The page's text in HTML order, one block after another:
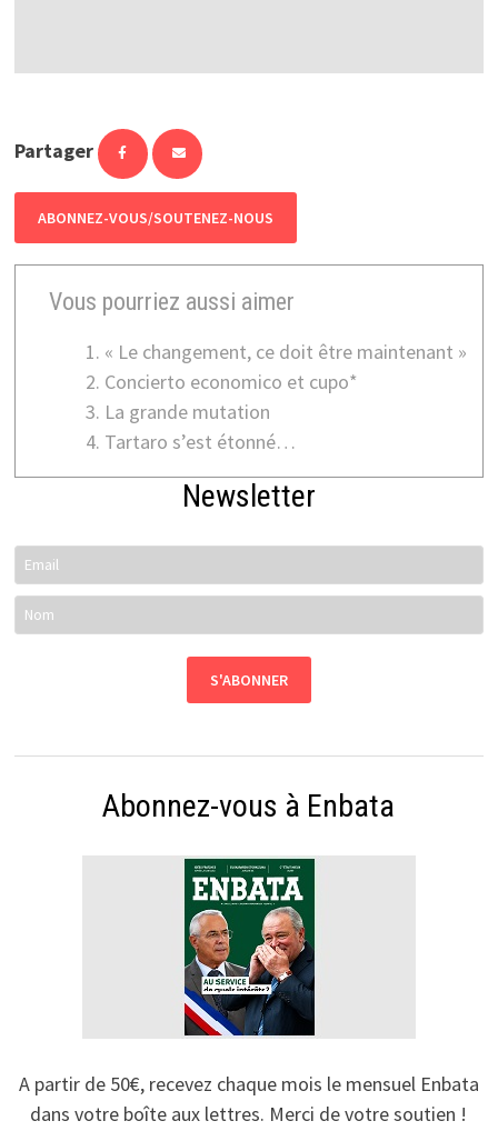
Partager
ABONNEZ-VOUS/SOUTENEZ-NOUS
Vous pourriez aussi aimer
« Le changement, ce doit être maintenant »
Concierto economico et cupo*
La grande mutation
Tartaro s’est étonné…
Newsletter
Abonnez-vous à Enbata
A partir de 50€, recevez chaque mois le mensuel Enbata
dans votre boîte aux lettres. Merci de votre soutien !